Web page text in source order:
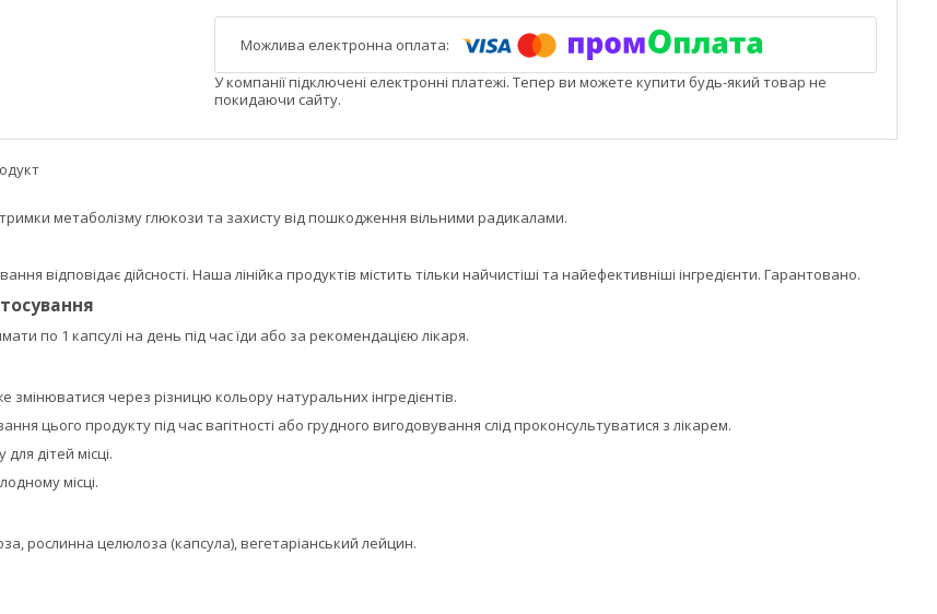
У компанії підключені електронні платежі. Тепер ви можете купити будь-який товар не
покидаючи сайту.
метаболізму глюкози та захисту від пошкодження вільними радикалами.
відповідає дійсності. Наша лінійка продуктів містить тільки найчистіші та найефективніші інгредієнти. Гарантовано.
по 1 капсулі на день під час їди або за рекомендацією лікаря.
змінюватися через різницю кольору натуральних інгредієнтів.
цього продукту під час вагітності або грудного вигодовування слід проконсультуватися з лікарем.
дітей місці.
місці.
рослинна целюлоза (капсула), вегетаріанський лейцин.